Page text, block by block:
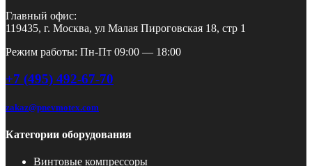
Главный офис:
119435, г. Москва, ул Малая Пироговская 18, стр 1
Режим работы: Пн-Пт 09:00 — 18:00
+7 (495) 492-67-70
zakaz@pnevmotex.com
Категории оборудования
Винтовые компрессоры